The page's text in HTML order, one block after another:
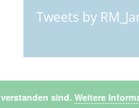
Tweets by
sind. Weitere